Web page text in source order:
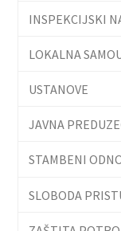
INSPEKCIJSKI
LOKALNA
USTANOVE
JAVNA
STAMBENI
SLOBODA